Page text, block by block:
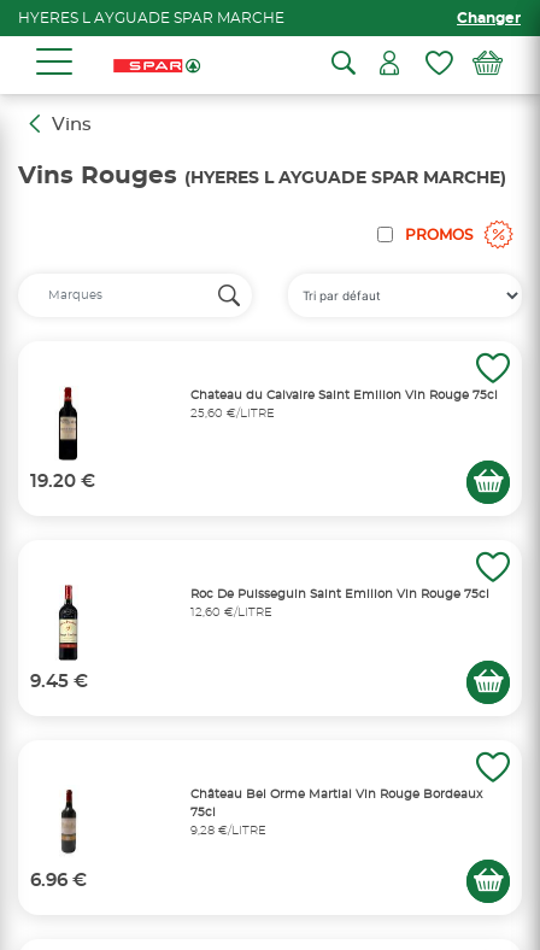
HYERES L AYGUADE SPAR MARCHE Changer
Vins
Vins Rouges (HYERES L AYGUADE SPAR MARCHE)
PROMOS
Chateau du Calvaire Saint Emilion Vin Rouge 75cl
25,60 €/LITRE
19.20 €
Roc De Puisseguin Saint Emilion Vin Rouge 75cl
12,60 €/LITRE
9.45 €
Château Bel Orme Martial Vin Rouge Bordeaux
75cl
9,28 €/LITRE
6.96 €